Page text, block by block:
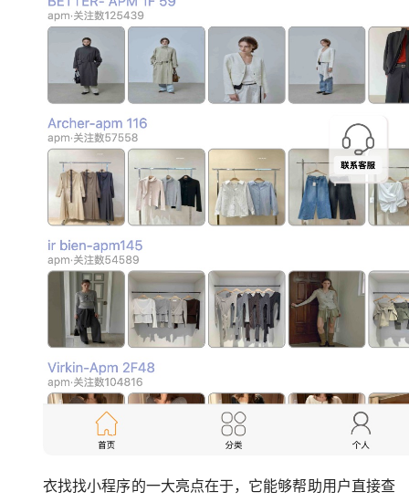
衣找找小程序的一大亮点在于，它能够帮助用户直接查